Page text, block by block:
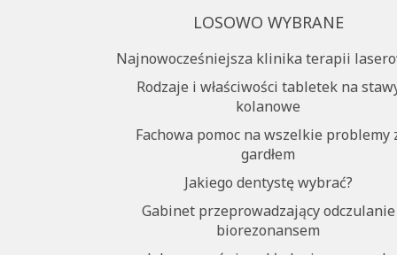
LOSOWO WYBRANE
Najnowocześniejsza klinika terapii
Rodzaje i właściwości tabletek na
kolanowe
Fachowa pomoc na wszelkie problemy
gardłem
Jakiego dentystę wybrać?
Gabinet przeprowadzający odczulanie
biorezonansem